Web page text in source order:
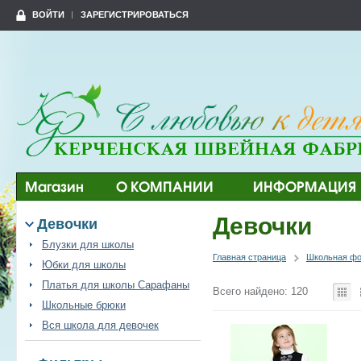
ВОЙТИ ЗАРЕГИСТРИРОВАТЬСЯ
Магазин О КОМПАНИИ ИНФОРМАЦИЯ
Девочки
Блузки для школы
Юбки для школы
Платья для школы Сарафаны
Школьные брюки
Вся школа для девочек
Девочки
Главная страница Школьная
Всего найдено: 120